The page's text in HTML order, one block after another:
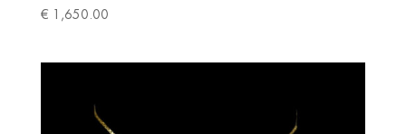
€ 1,650.00